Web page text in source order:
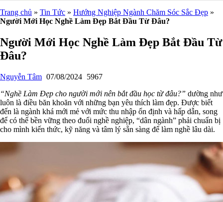
Trang chủ » Tin Tức » Hướng Nghiệp Ngành Chăm Sóc Sắc Đẹp »
Người Mới Học Nghề Làm Đẹp Bắt Đầu Từ Đâu?
Người Mới Học Nghề Làm Đẹp Bắt Đầu Từ
Đâu?
Nguyễn Tâm 07/08/2024 5967
“Nghề Làm Đẹp cho người mới nên bắt đầu học từ đâu?” dường như
luôn là điều băn khoăn với những bạn yêu thích làm đẹp. Được biết
đến là ngành khá mới mẻ với mức thu nhập ổn định và hấp dẫn, song
để có thể bền vững theo đuổi nghề nghiệp, “dân ngành” phải chuẩn bị
cho mình kiến thức, kỹ năng và tâm lý sẵn sàng để làm nghề lâu dài.